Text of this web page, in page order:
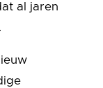
al jaren